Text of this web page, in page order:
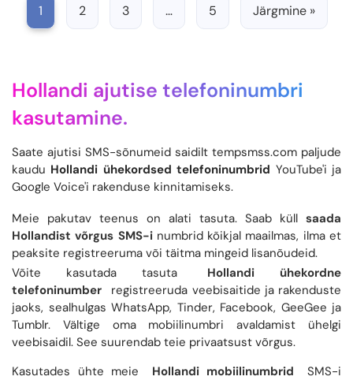
1 2 3 … 5 Järgmine »
Hollandi ajutise telefoninumbri
kasutamine.
Saate ajutisi SMS-sõnumeid saidilt tempsmss.com paljude
kaudu Hollandi ühekordsed telefoninumbrid YouTube'i ja
Google Voice'i rakenduse kinnitamiseks.
Meie pakutav teenus on alati tasuta. Saab küll saada
Hollandist võrgus SMS-inumbrid kõikjal maailmas, ilma et
peaksite registreeruma või täitma mingeid lisanõudeid.
Võite kasutada tasuta
Hollandi ühekordne
telefoninumber
registreeruda veebisaitide ja rakenduste
jaoks, sealhulgas WhatsApp, Tinder, Facebook, GeeGee ja
Tumblr. Vältige oma mobiilinumbri avaldamist ühelgi
veebisaidil. See suurendab teie privaatsust võrgus.
Kasutades ühte meie
Hollandi mobiilinumbrid
SMS-i